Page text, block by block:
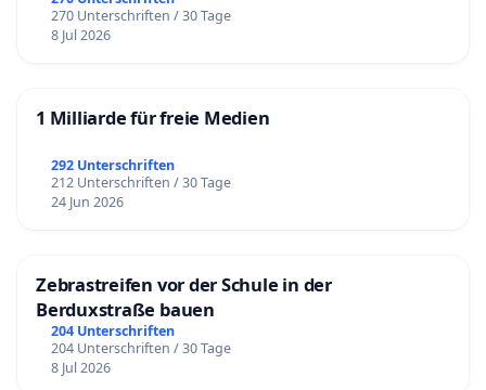
270 Unterschriften / 30 Tage
8 Jul 2026
1 Milliarde für freie Medien
292 Unterschriften
212 Unterschriften / 30 Tage
24 Jun 2026
Zebrastreifen vor der Schule in der
Berduxstraße bauen
204 Unterschriften
204 Unterschriften / 30 Tage
8 Jul 2026